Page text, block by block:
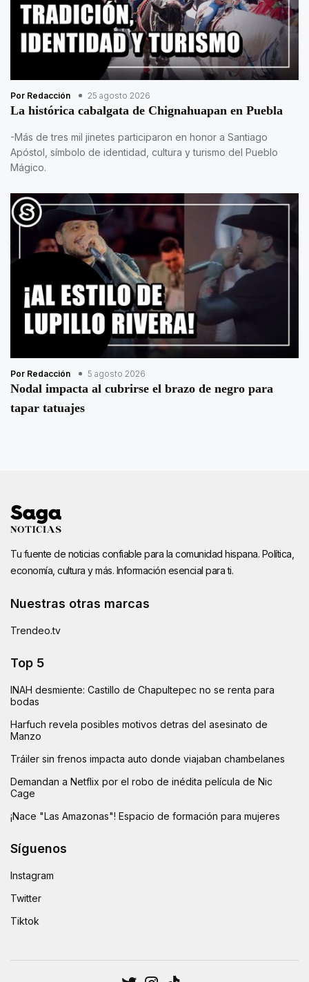
Por Redacción 25 agosto 2026
La histórica cabalgata de Chignahuapan en Puebla
-Más de tres mil jinetes participaron en honor a Santiago
Apóstol, símbolo de identidad, cultura y turismo del Pueblo
Mágico.
Por Redacción 5 agosto 2026
Nodal impacta al cubrirse el brazo de negro para
tapar tatuajes
Tu fuente de noticias confiable para la comunidad hispana. Política,
economía, cultura y más. Información esencial para ti.
Nuestras otras marcas
Trendeo.tv
Top 5
INAH desmiente: Castillo de Chapultepec no se renta para
bodas
Harfuch revela posibles motivos detras del asesinato de
Manzo
Tráiler sin frenos impacta auto donde viajaban chambelanes
Demandan a Netflix por el robo de inédita película de Nic
Cage
¡Nace "Las Amazonas"! Espacio de formación para mujeres
Síguenos
Instagram
Twitter
Tiktok